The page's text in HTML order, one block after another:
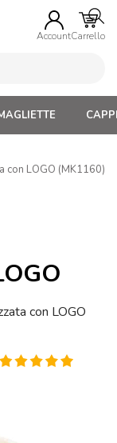
AccountCarrello
con LOGO (MK1160)
con LOGO